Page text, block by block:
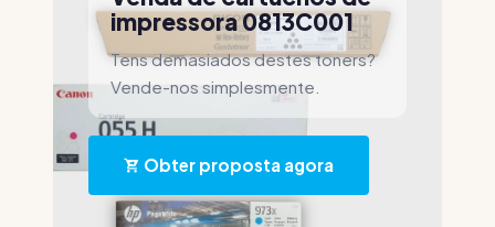
impressora 0813C001
Tens demasiados destes toners?
Vende-nos simplesmente.
Obter proposta agora